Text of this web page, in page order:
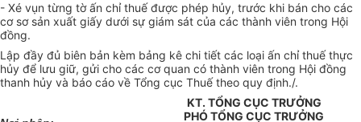
- Xé vụn từng tờ ấn chỉ thuế được phép hủy, trước khi bán cho các
cơ sơ sản xuất giấy dưới sự giám sát của các thành viên trong Hội
đồng.
Lập đầy đủ biên bản kèm bảng kê chi tiết các loại ấn chỉ thuế thực
hủy để lưu giữ, gửi cho các cơ quan có thành viên trong Hội đồng
thanh hủy và báo cáo về Tổng cục Thuế theo quy định./.
KT. TỔNG CỤC TRƯỞNG
PHÓ TỔNG CỤC TRƯỞNG